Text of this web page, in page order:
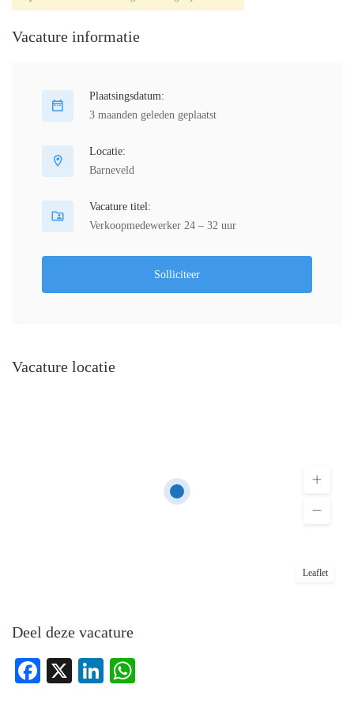
Vacature informatie
Plaatsingsdatum:
3 maanden geleden geplaatst
Locatie:
Barneveld
Vacature titel:
Verkoopmedewerker 24 – 32 uur
Solliciteer
Vacature locatie
Leaflet
Deel deze vacature
Facebook
X LinkedIn